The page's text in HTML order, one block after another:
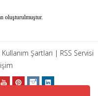
oluşturulmuştur.
Kullanım Şartları | RSS Servisi